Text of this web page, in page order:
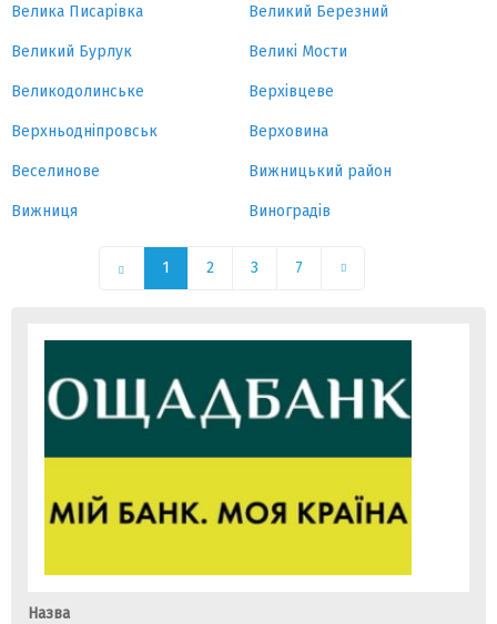
Велика Писарівка Великий Березний
Великий Бурлук Великі Мости
Великодолинське Верхівцеве
Верхньодніпровськ Верховина
Веселинове Вижницький район
Вижниця Виноградів
1 2 3 7
Назва